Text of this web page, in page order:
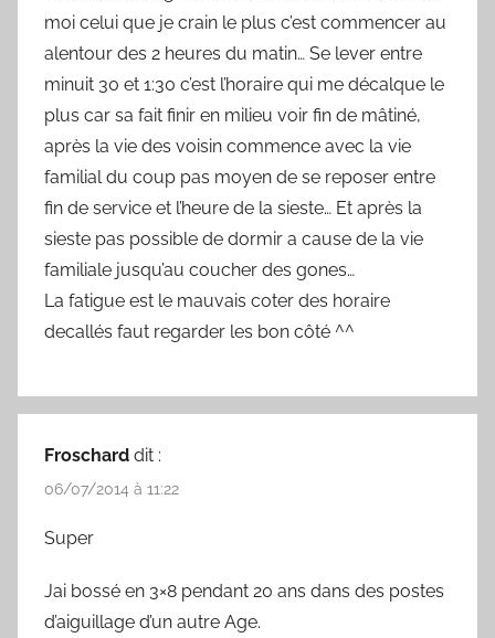
moi celui que je crain le plus c’est commencer au
alentour des 2 heures du matin… Se lever entre
minuit 30 et 1:30 c’est l’horaire qui me décalque le
plus car sa fait finir en milieu voir fin de mâtiné,
après la vie des voisin commence avec la vie
familial du coup pas moyen de se reposer entre
fin de service et l’heure de la sieste… Et après la
sieste pas possible de dormir a cause de la vie
familiale jusqu’au coucher des gones…
La fatigue est le mauvais coter des horaire
decallés faut regarder les bon côté ^^
Froschard dit :
06/07/2014 à 11:22
Super
Jai bossé en 3×8 pendant 20 ans dans des postes
d’aiguillage d’un autre Age.